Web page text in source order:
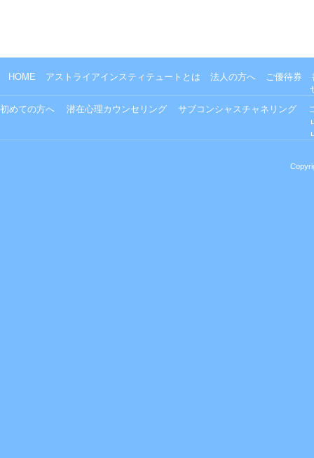
HOME アストライアインスティテュートとは 法人の方へ ご優待券
初めての方へ 潜在心理カウンセリング サブコンシャスチャネリング